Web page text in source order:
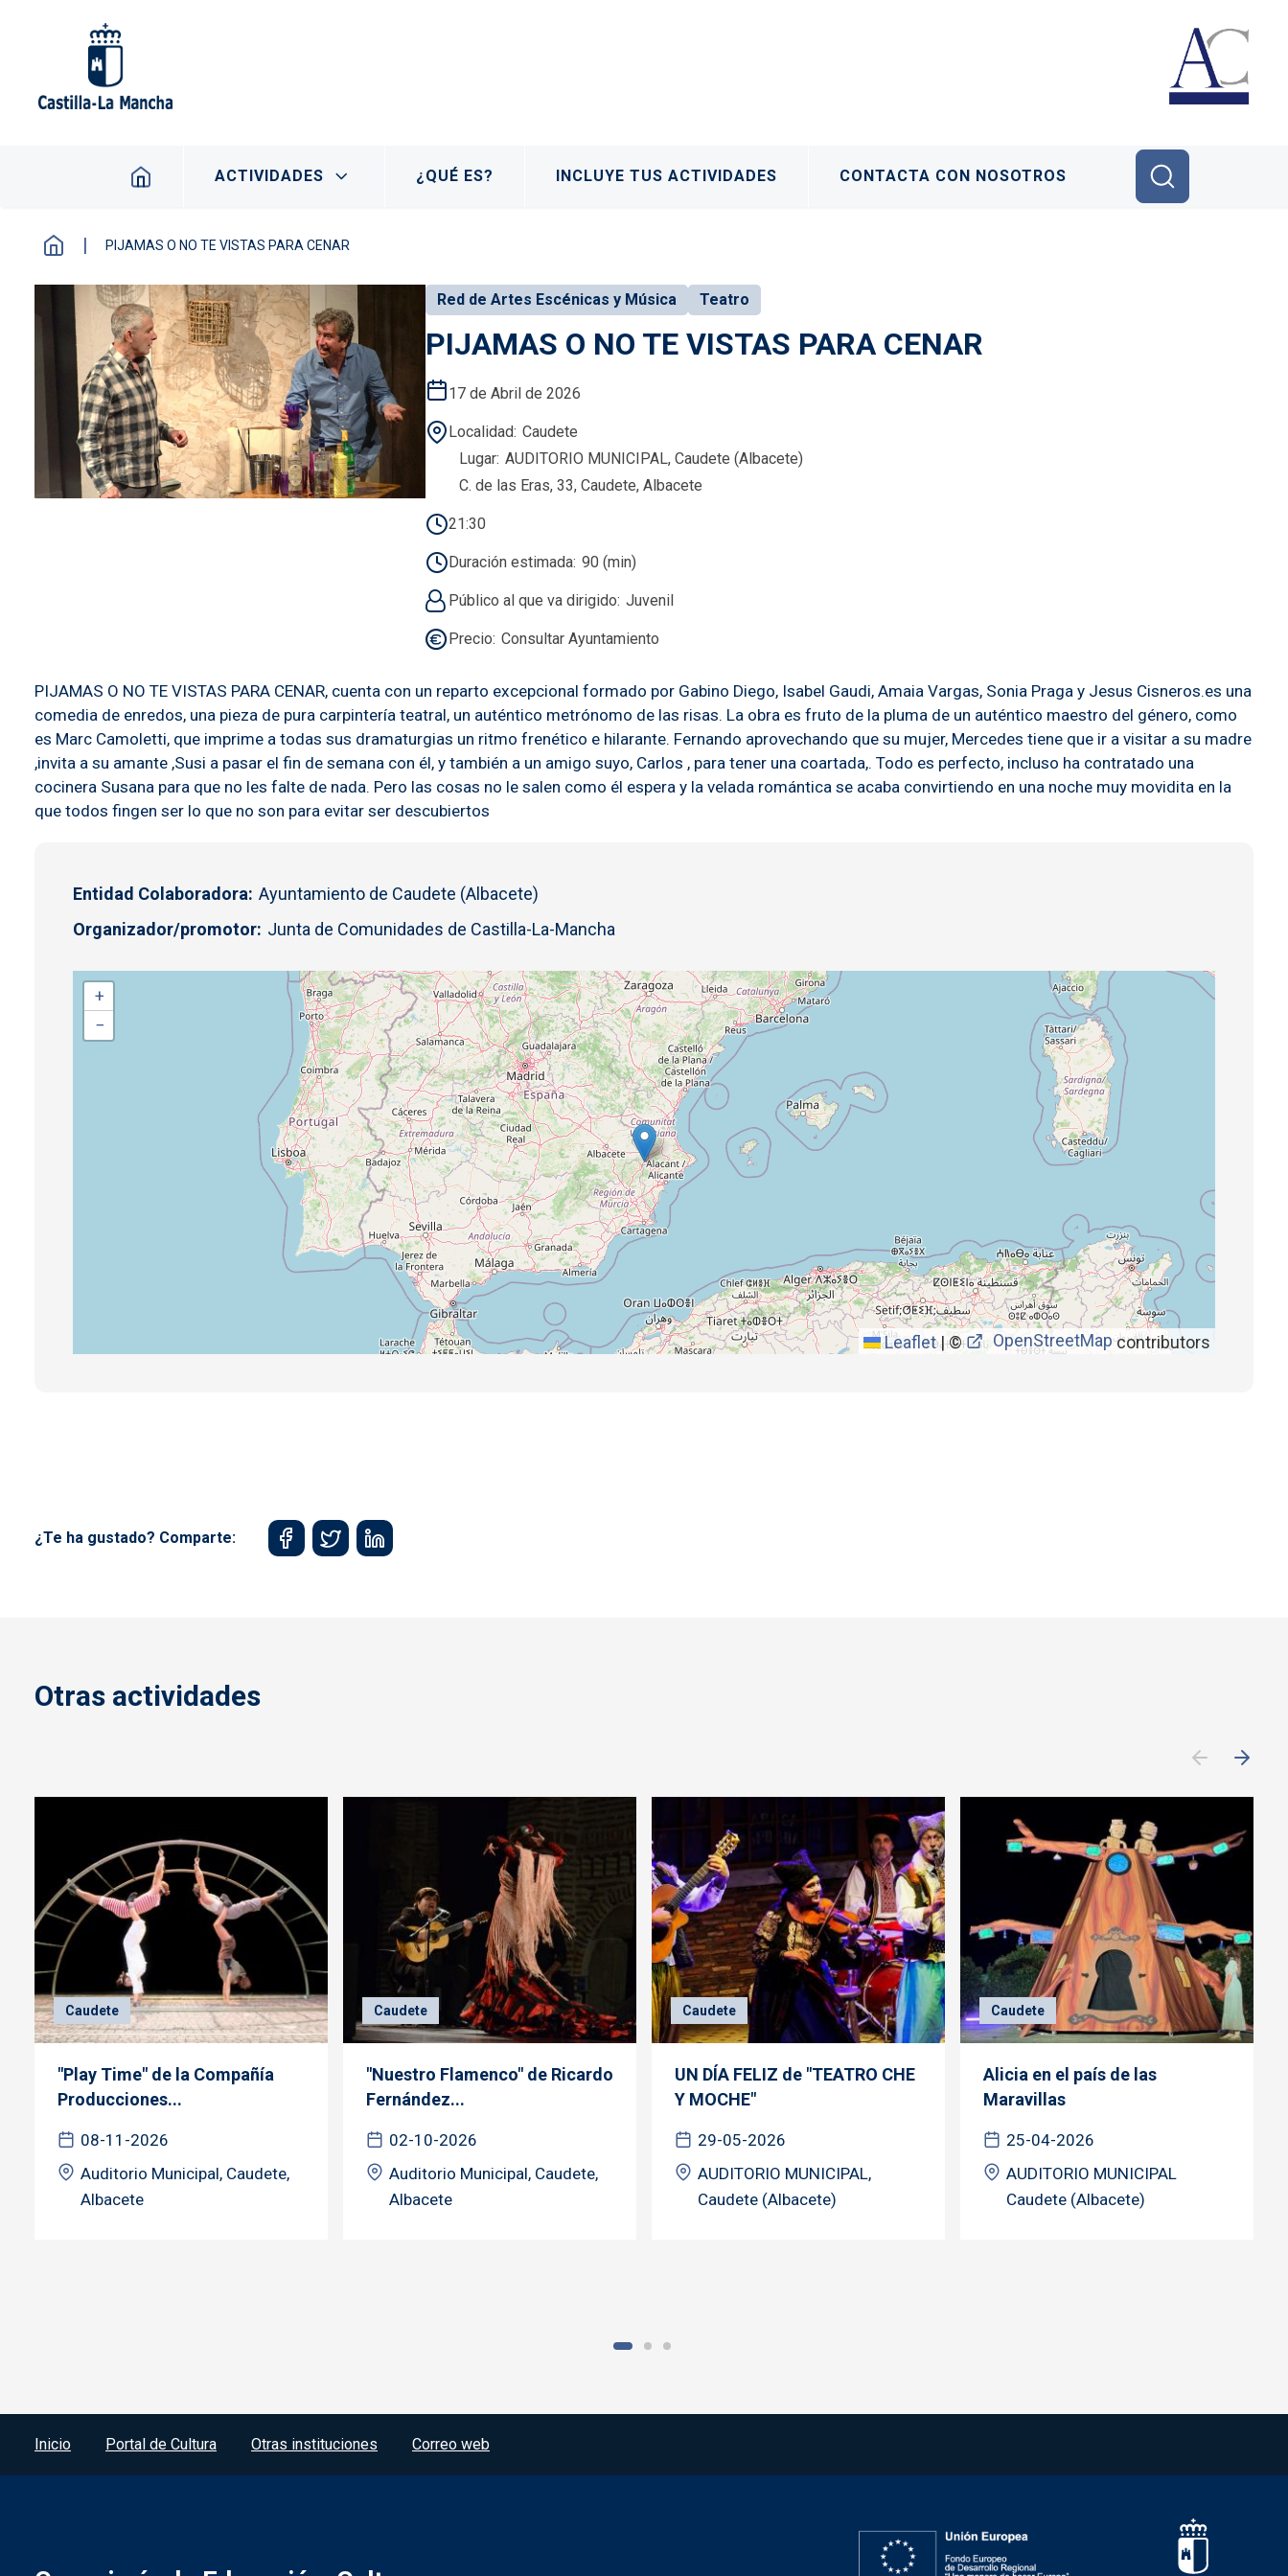
Navegación principal
ACTIVIDADES ¿QUÉ ES? INCLUYE TUS ACTIVIDADES CONTACTA CON NOSOTROS
PIJAMAS O NO TE VISTAS PARA CENAR
Red de Artes Escénicas y Música Teatro
PIJAMAS O NO TE VISTAS PARA CENAR
17 de Abril de 2026
Localidad Caudete
Lugar AUDITORIO MUNICIPAL, Caudete (Albacete)
C. de las Eras, 33, Caudete, Albacete
21:30
Duración estimada 90 (min)
Público al que va dirigido Juvenil
Precio Consultar Ayuntamiento
PIJAMAS O NO TE VISTAS PARA CENAR, cuenta con un reparto excepcional formado por Gabino Diego, Isabel Gaudi, Amaia Vargas, Sonia Praga y Jesus Cisneros.es una
comedia de enredos, una pieza de pura carpintería teatral, un auténtico metrónomo de las risas. La obra es fruto de la pluma de un auténtico maestro del género, como
es Marc Camoletti, que imprime a todas sus dramaturgias un ritmo frenético e hilarante. Fernando aprovechando que su mujer, Mercedes tiene que ir a visitar a su madre
,invita a su amante ,Susi a pasar el fin de semana con él, y también a un amigo suyo, Carlos , para tener una coartada,. Todo es perfecto, incluso ha contratado una
cocinera Susana para que no les falte de nada. Pero las cosas no le salen como él espera y la velada romántica se acaba convirtiendo en una noche muy movidita en la
que todos fingen ser lo que no son para evitar ser descubiertos
Entidad Colaboradora Ayuntamiento de Caudete (Albacete)
Organizador/promotor Junta de Comunidades de Castilla-La-Mancha
+
−
Leaflet|© OpenStreetMapcontributors
¿Te ha gustado? Comparte:
Otras actividades
Caudete
"Play Time" de la Compañía
Producciones...
08-11-2026
Auditorio Municipal, Caudete,
Albacete
Caudete
"Nuestro Flamenco" de Ricardo
Fernández...
02-10-2026
Auditorio Municipal, Caudete,
Albacete
Caudete
UN DÍA FELIZ de "TEATRO CHE
Y MOCHE"
29-05-2026
AUDITORIO MUNICIPAL,
Caudete (Albacete)
Caudete
Alicia en el país de las
Maravillas
25-04-2026
AUDITORIO MUNICIPAL
Caudete (Albacete)
Menú del pie
Inicio Portal de Cultura Otras instituciones Correo web